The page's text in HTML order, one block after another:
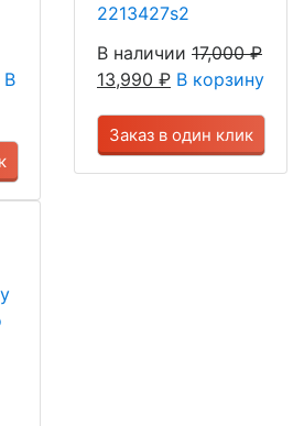
В
2213427s2
В наличии 17,000₽
13,990 ₽ В корзину
Заказ в один клик